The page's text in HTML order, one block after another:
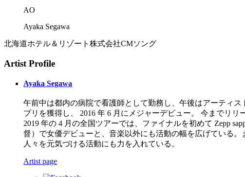
AO
Ayaka Segawa
北海道ホテル＆リゾート株式会社CMソング
Artist Profile
Ayaka Segawa
午前中は都内の病院で看護師として勤務し、午後はアーティ
プリを獲得し、 2016 年 6 月にメジャーデビュー。 今までリ
2019 年の 4 月の全国ツアーでは、ファイナルを初めて Zepp
督）で女優デビューと、音楽以外にも活動の幅を広げている
人々を元気づける活動にも力を入れている。
Artist page